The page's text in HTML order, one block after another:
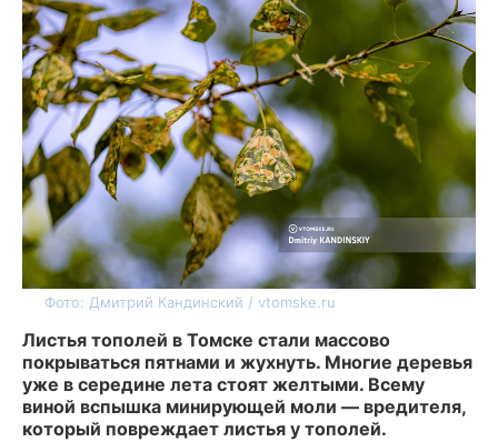
Фото: Дмитрий Кандинский / vtomske.ru
Листья тополей в Томске стали массово
покрываться пятнами и жухнуть. Многие деревья
уже в середине лета стоят желтыми. Всему
виной вспышка минирующей моли — вредителя,
который повреждает листья у тополей.